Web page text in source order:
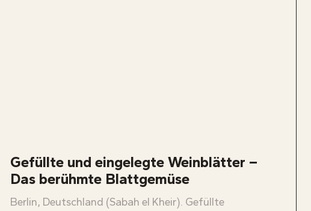
Gefüllte und eingelegte Weinblätter –
Das berühmte Blattgemüse
Berlin, Deutschland (Sabah el Kheir). Gefüllte